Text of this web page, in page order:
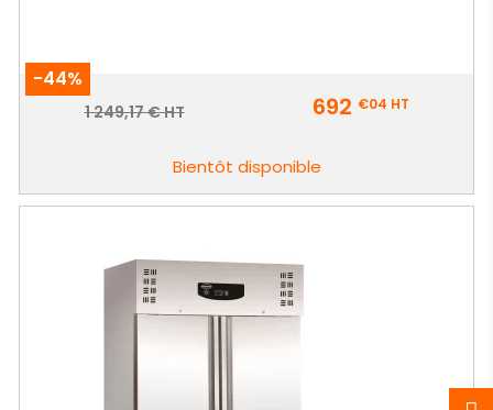
-44%
Prix
Prix
1 249,17 € HT 692 €04 HT
Bientôt disponible